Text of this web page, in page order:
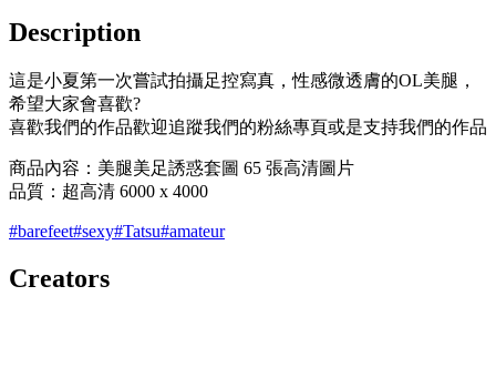
Description
這是小夏第一次嘗試拍攝足控寫真，性感微透膚的OL美腿，
希望大家會喜歡?
喜歡我們的作品歡迎追蹤我們的粉絲專頁或是支持我們的作品
商品內容：美腿美足誘惑套圖 65 張高清圖片
品質：超高清 6000 x 4000
#barefeet#sexy#Tatsu#amateur
Creators